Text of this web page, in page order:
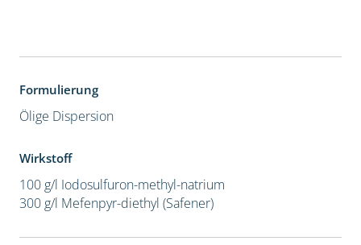
Formulierung
Ölige Dispersion
Wirkstoff
100 g/l Iodosulfuron-methyl-natrium
300 g/l Mefenpyr-diethyl (Safener)